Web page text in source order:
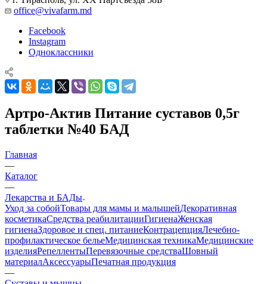
office@vivafarm.md
Facebook
Instagram
Одноклассники
Артро-Актив Питание суставов 0,5г
таблетки №40 БАД
Главная
—
Каталог
—
Лекарства и БАДы
Уход за собойТовары для мамы и малышейДекоративная
косметикаСредства реабилитацииГигиенаЖенская
гигиенаЗдоровое и спец. питаниеКонтрацепцияЛечебно-
профилактическое бельеМедицинская техникаМедицинские
изделияРепеллентыПеревязочные средстваШовный
материалАксессуарыПечатная продукция
—